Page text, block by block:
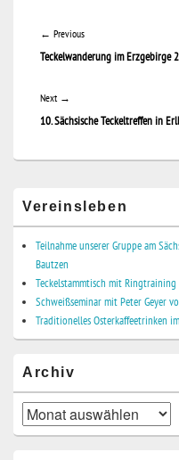
← PreviousPrevious
post:
Teckelwanderung im Erzgebirge
Next →
post:
10. Sächsische Teckeltreffen in
Sidebar
Widget
Area
Vereinsleben
Teilnahme unserer Gruppe am
Bautzen
Teckelstammtisch mit
Schweißseminar mit Peter Geyer
Traditionelles Osterkaffeetrinken
Archiv
Archiv